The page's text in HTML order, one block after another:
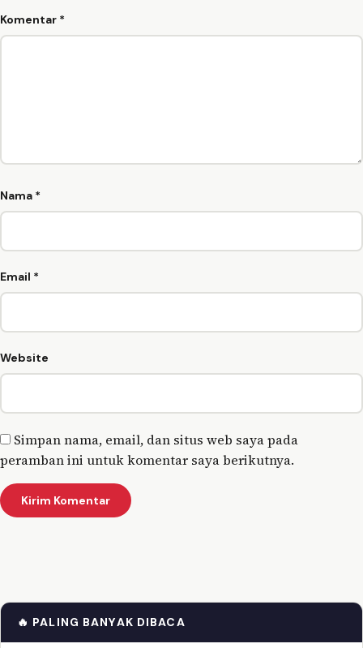
Komentar *
Nama *
Email *
Website
Simpan nama, email, dan situs web saya pada
peramban ini untuk komentar saya berikutnya.
🔥 PALING BANYAK DIBACA